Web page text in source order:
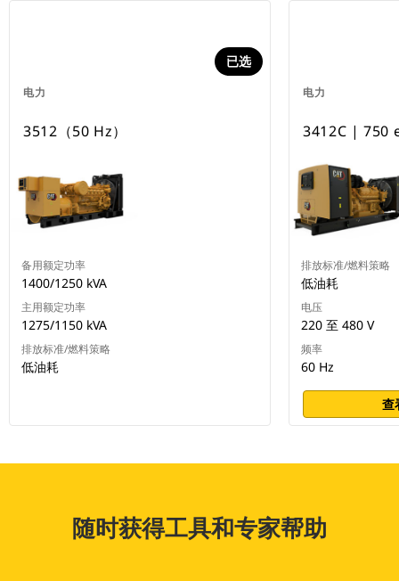
电力
已选
3512（50 Hz）
备用额定功率
1400/1250 kVA
主用额定功率
1275/1150 kVA
排放标准/燃料策略
低油耗
电力
3412C | 750
排放标准/燃料策略
低油耗
电压
220 至 480 V
频率
60 Hz
查
随时获得工具和专家帮助